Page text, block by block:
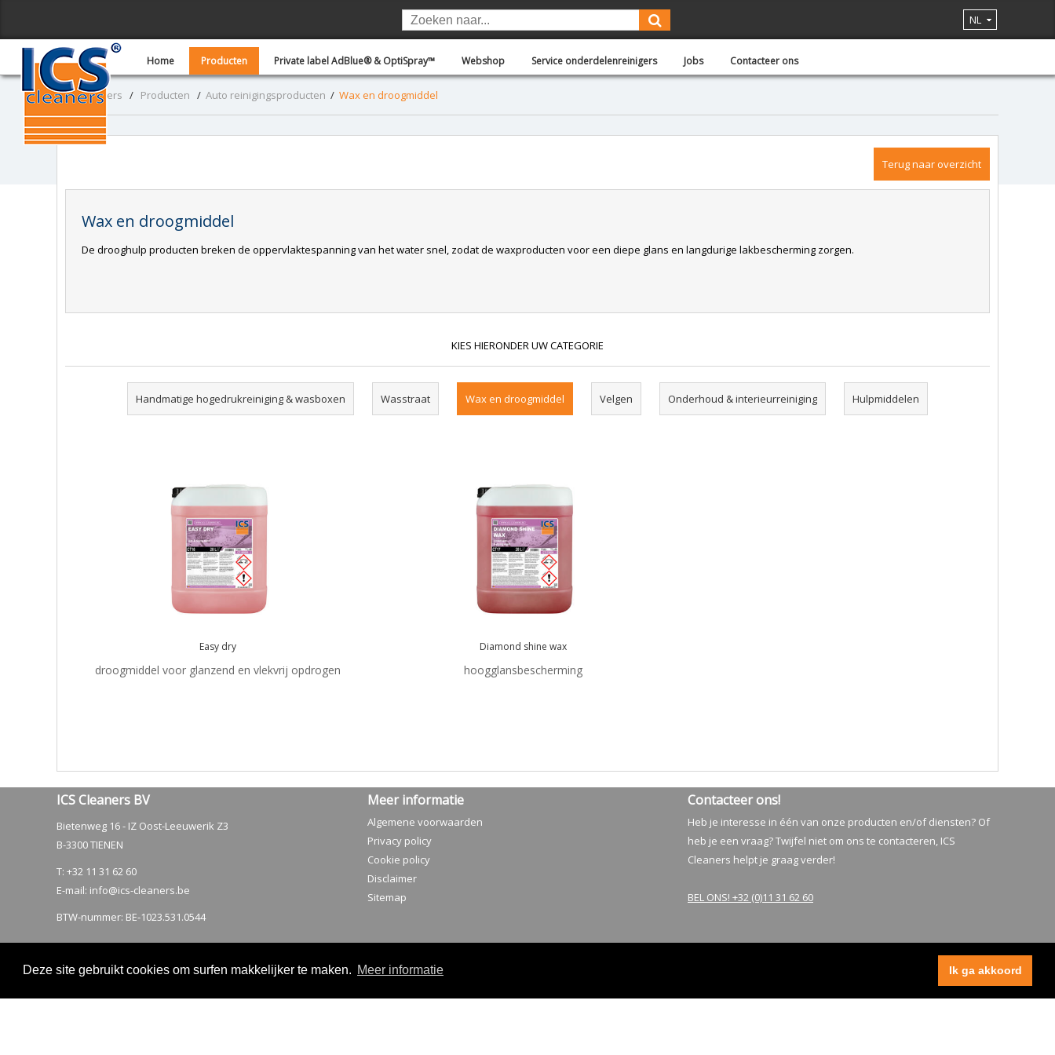
Deze site gebruikt cookies om surfen makkelijker te maken. Meer informatie Ik ga akkoord
NL
Home Producten Private label AdBlue® & OptiSpray™ Webshop Service onderdelenreinigers Jobs Contacteer ons
ICS - Cleaners / Producten / Auto reinigingsproducten / Wax en droogmiddel
Terug naar overzicht
Wax en droogmiddel
De drooghulp producten breken de oppervlaktespanning van het water snel, zodat de waxproducten voor een diepe glans en langdurige lakbescherming zorgen.
KIES HIERONDER UW CATEGORIE
Handmatige hogedrukreiniging & wasboxen Wasstraat Wax en droogmiddel Velgen Onderhoud & interieurreiniging Hulpmiddelen
Easy dry
droogmiddel voor glanzend en vlekvrij opdrogen
Diamond shine wax
hoogglansbescherming
ICS Cleaners BV
Bietenweg 16 - IZ Oost-Leeuwerik Z3
B-3300 TIENEN
T: +32 11 31 62 60
E-mail: info@ics-cleaners.be
BTW-nummer: BE-1023.531.0544
Meer informatie
Algemene voorwaarden
Privacy policy
Cookie policy
Disclaimer
Sitemap
Contacteer ons!
Heb je interesse in één van onze producten en/of diensten? Of
heb je een vraag? Twijfel niet om ons te contacteren, ICS
Cleaners helpt je graag verder!
BEL ONS! +32 (0)11 31 62 60